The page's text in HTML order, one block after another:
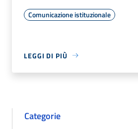
Comunicazione istituzionale
LEGGI DI PIÙ
Categorie